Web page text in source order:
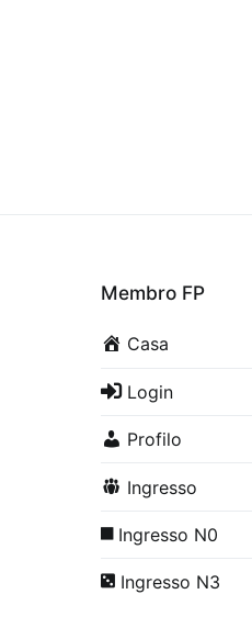
Membro FP
Casa
Login
Profilo
Ingresso
Ingresso N0
Ingresso N3